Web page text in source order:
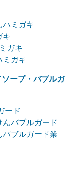
ハミガキ
キ
ガキ
ミガキ
ープ・バブルガ
ード
んバブルガード
バブルガード業